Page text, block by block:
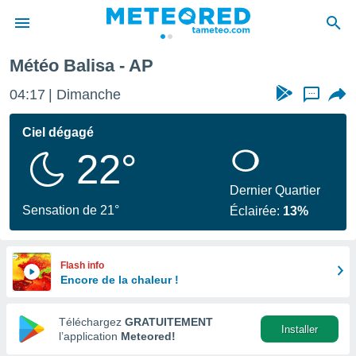
de
en
Météo Balisa - AP
04:17 Dimanche ...
Ciel dégagé
22°
Sensation de 21°
Dernier Quartier
Éclairée: 13%
Flash info
Encore de la chaleur !
Téléchargez GRATUITEMENT
l’application Meteored!
Installer